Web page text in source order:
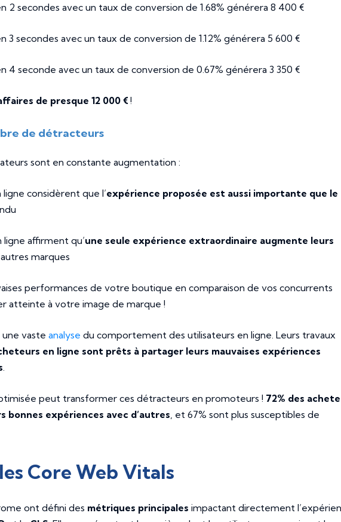
2 secondes avec un taux de conversion de 1.68% générera 8 400 €
3 secondes avec un taux de conversion de 1.12% générera 5 600 €
4 seconde avec un taux de conversion de 0.67% générera 3 350 €
de presque 12 000 € !
de détracteurs
sont en constante augmentation :
considèrent que l’expérience proposée est aussi importante que le
affirment qu’une seule expérience extraordinaire augmente leurs
marques
performances de votre boutique en comparaison de vos concurrents
atteinte à votre image de marque !
vaste analyse du comportement des utilisateurs en ligne. Leurs travaux
en ligne sont prêts à partager leurs mauvaises expériences
peut transformer ces détracteurs en promoteurs ! 72% des
bonnes expériences avec d’autres , et 67% sont plus susceptibles de
Core Web Vitals
ont défini des métriques principales impactant directement